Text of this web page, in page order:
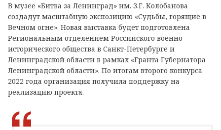
В музее «Битва за Ленинград» им. З.Г. Колобанова
создадут масштабную экспозицию «Судьбы, горящие в
Вечном огне». Новая выставка будет подготовлена
Региональным отделением Российского военно-
исторического общества в Санкт-Петербурге и
Ленинградской области в рамках «Гранта Губернатора
Ленинградской области». По итогам второго конкурса
2022 года организация получила поддержку на
реализацию проекта.